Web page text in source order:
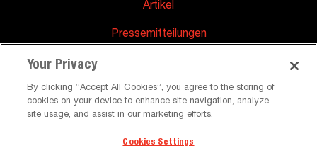
Artikel
Pressemitteilungen
Häufig gestellte Fragen
Allgemeine Geschäftsbedingungen Datenschutzrichtlinie
Your Privacy
By clicking “Accept All Cookies”, you agree to the storing of
cookies on your device to enhance site navigation, analyze
site usage, and assist in our marketing efforts.
Cookies Settings